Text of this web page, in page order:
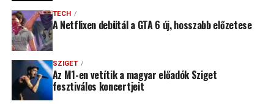
TECH
A Netflixen debütál a GTA 6 új, hosszabb előzetese
SZIGET
Az M1-en vetítik a magyar előadók Sziget
fesztiválos koncertjeit